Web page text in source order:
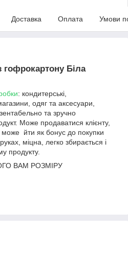
Доставка Оплата Умови
гофрокартону Біла
: кондитерські,
одяг та аксесуари,
та зручно
Може продаватися клієнту,
може йти як бонус до покупки
міцна, легко збирається і
продукту.
ВАМ РОЗМІРУ